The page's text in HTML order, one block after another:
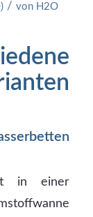
/ von H2O
in einer